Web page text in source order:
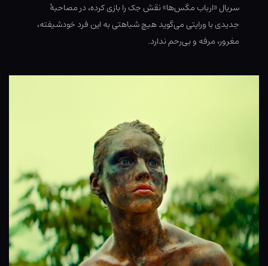
سریال «ارباب مگس‌ها» نقش جک را بازی کرده، در مصاحبۀ
جدیدی با ورایتی می‌گوید هیچ شباهتی به این فرد خودشیفته،
مغرور، مرفه و بی‌رحم ندارد.